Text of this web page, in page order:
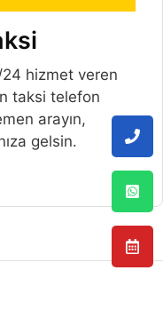
hizmet veren
taksi telefon
arayın,
gelsin.